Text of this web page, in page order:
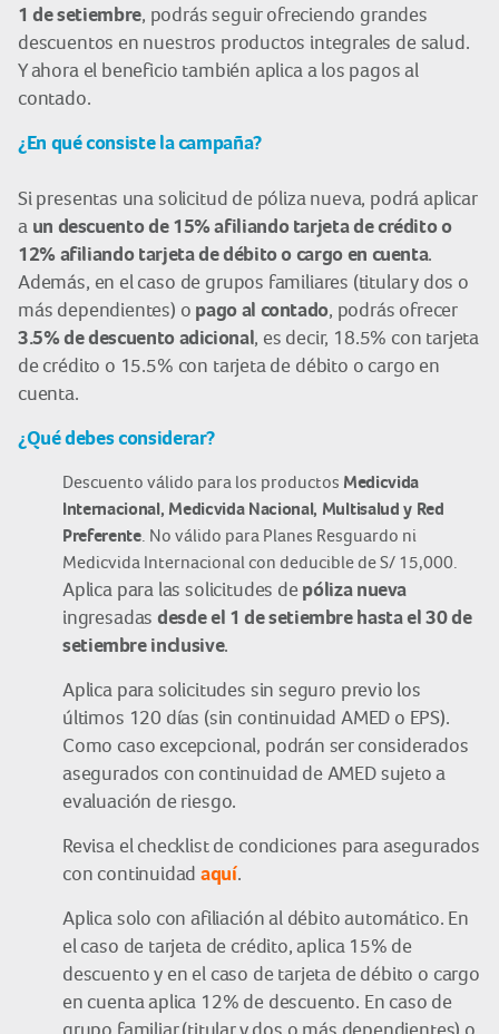
1 de setiembre, podrás seguir ofreciendo grandes
descuentos en nuestros productos integrales de salud.
Y ahora el beneficio también aplica a los pagos al
contado.
¿En qué consiste la campaña?
Si presentas una solicitud de póliza nueva, podrá aplicar
a un descuento de 15% afiliando tarjeta de crédito o
12% afiliando tarjeta de débito o cargo en cuenta.
Además, en el caso de grupos familiares (titular y dos o
más dependientes) o pago al contado, podrás ofrecer
3.5% de descuento adicional, es decir, 18.5% con tarjeta
de crédito o 15.5% con tarjeta de débito o cargo en
cuenta.
¿Qué debes considerar?
Descuento válido para los productos Medicvida
Internacional, Medicvida Nacional, Multisalud y Red
Preferente. No válido para Planes Resguardo ni
Medicvida Internacional con deducible de S/ 15,000.
Aplica para las solicitudes de póliza nueva
ingresadasdesde el 1 de setiembre hasta el 30 de
setiembre inclusive.
Aplica para solicitudes sin seguro previo los
últimos 120 días (sin continuidad AMED o EPS).
Como caso excepcional, podrán ser considerados
asegurados con continuidad de AMED sujeto a
evaluación de riesgo.
Revisa el checklist de condiciones para asegurados
con continuidadaquí.
Aplica solo con afiliación al débito automático. En
el caso de tarjeta de crédito, aplica 15% de
descuento y en el caso de tarjeta de débito o cargo
en cuenta aplica 12% de descuento. En caso de
grupo familiar (titular y dos o más dependientes) o